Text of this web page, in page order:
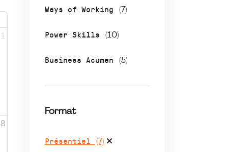
Ways of Working (7)
Power Skills (10)
Business Acumen (5)
Format
Présentiel (7)
1
8